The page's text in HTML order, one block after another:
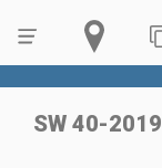
SW 40-2019